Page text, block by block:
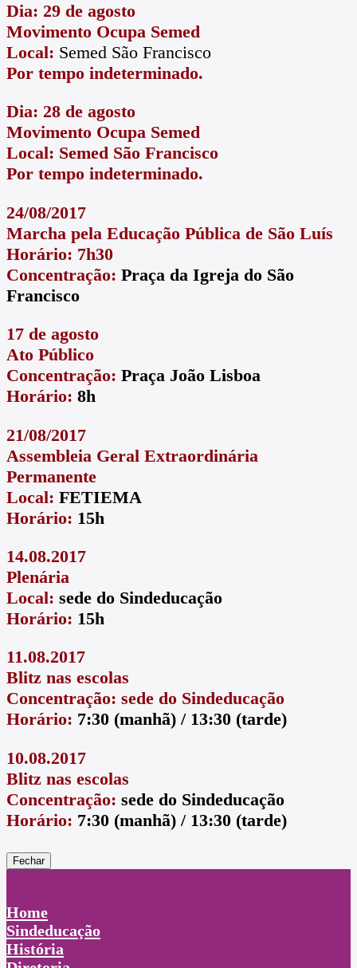
Dia: 29 de agosto
Movimento Ocupa Semed
Local: Semed São Francisco
Por tempo indeterminado.
Dia: 28 de agosto
Movimento Ocupa Semed
Local: Semed São Francisco
Por tempo indeterminado.
24/08/2017
Marcha pela Educação Pública de São Luís
Horário: 7h30
Concentração: Praça da Igreja do São
Francisco
17 de agosto
Ato Público
Concentração: Praça João Lisboa
Horário: 8h
21/08/2017
Assembleia Geral Extraordinária
Permanente
Local: FETIEMA
Horário: 15h
14.08.2017
Plenária
Local: sede do Sindeducação
Horário: 15h
11.08.2017
Blitz nas escolas
Concentração: sede do Sindeducação
Horário: 7:30 (manhã) / 13:30 (tarde)
10.08.2017
Blitz nas escolas
Concentração: sede do Sindeducação
Horário: 7:30 (manhã) / 13:30 (tarde)
Fechar
Home
Sindeducação
História